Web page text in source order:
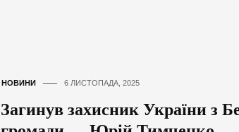
НОВИНИ 6 ЛИСТОПАДА, 2025
Загинув захисник України з